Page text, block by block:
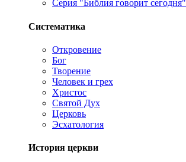
Серия "Библия говорит сегодня"
Систематика
Откровение
Бог
Творение
Человек и грех
Христос
Святой Дух
Церковь
Эсхатология
История церкви